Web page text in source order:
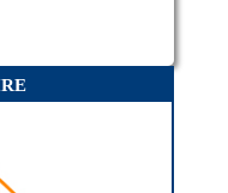
d'Ivry
Pierres